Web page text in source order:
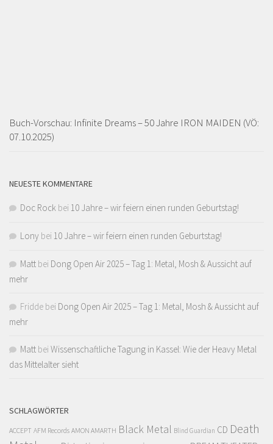
Buch-Vorschau: Infinite Dreams – 50 Jahre IRON MAIDEN (VÖ:
07.10.2025)
NEUESTE KOMMENTARE
Doc Rock bei 10 Jahre – wir feiern einen runden Geburtstag!
Lony bei 10 Jahre – wir feiern einen runden Geburtstag!
Matt bei Dong Open Air 2025 – Tag 1: Metal, Mosh & Aussicht auf
mehr
Fridde bei Dong Open Air 2025 – Tag 1: Metal, Mosh & Aussicht auf
mehr
Matt bei Wissenschaftliche Tagung in Kassel: Wie der Heavy Metal
das Mittelalter sieht
SCHLAGWÖRTER
ACCEPT AFM Records AMON AMARTH Black Metal Blind Guardian CD Death